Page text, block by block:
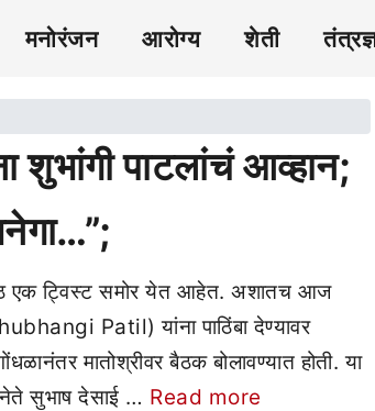
मनोरंजन आरोग्य शेती
पाटलांचं आव्हान;
एक ट्विस्ट समोर येत आहेत. अशातच आज
Patil) यांना पाठिंबा देण्यावर
मातोश्रीवर बैठक बोलावण्यात होती. या
सुभाष देसाई … Read more